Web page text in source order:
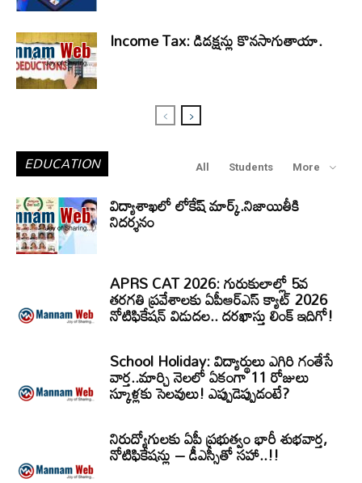
Income Tax: డిడక్షన్లు కొనసాగుతాయా.
EDUCATION All Students More
విద్యాశాఖలో లోకేష్ మార్క్.నిజాయితీకి
నిదర్శనం
APRS CAT 2026: గురుకులాల్లో 5వ
తరగతి ప్రవేశాలకు ఏపీఆర్‌ఎస్‌ క్యాట్‌ 2026
నోటిఫికేషన్‌ విడుదల.. దరఖాస్తు లింక్‌ ఇదిగో!
School Holiday: విద్యార్థులు ఎగిరి గంతేసే
వార్త..మార్చి నెలలో ఏకంగా 11 రోజులు
స్కూళ్లకు సెలవులు! ఎప్పుడెప్పుడంటే?
నిరుద్యోగులకు ఏపీ ప్రభుత్వం భారీ శుభవార్త,
నోటిఫికేషన్లు – డీఎస్సీతో సహా..!!